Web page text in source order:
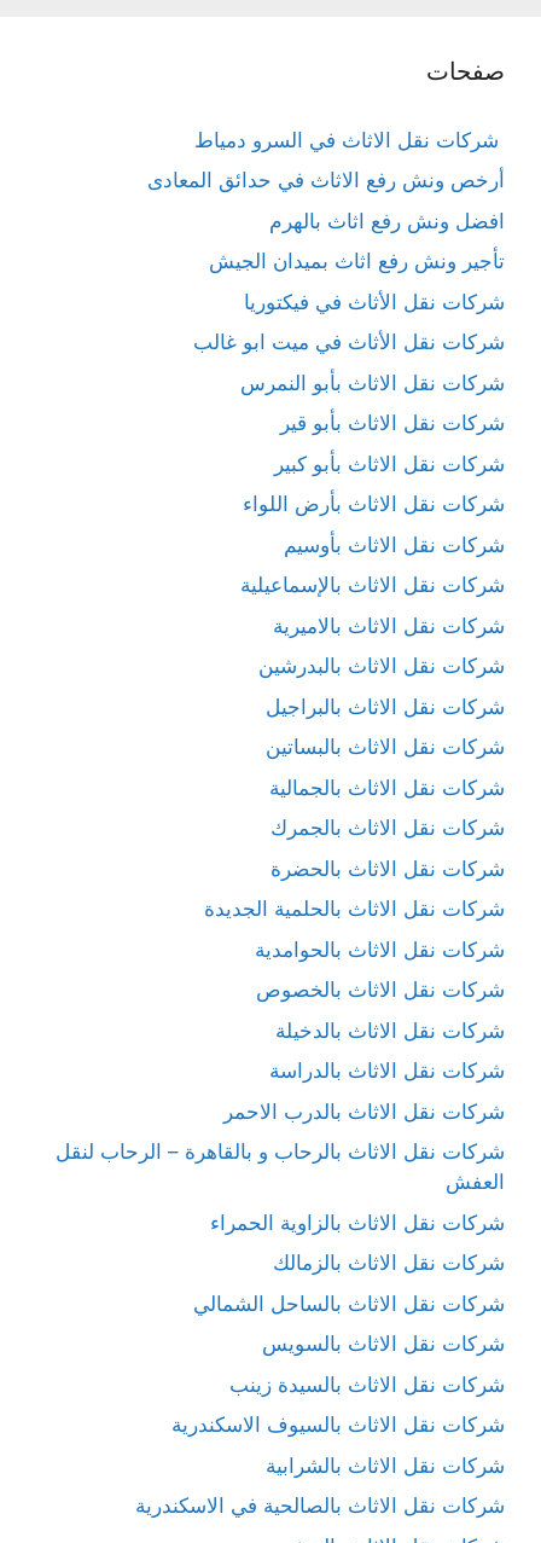
صفحات
شركات نقل الاثاث في السرو دمياط
أرخص ونش رفع الاثاث في حدائق المعادى
افضل ونش رفع اثاث بالهرم
تأجير ونش رفع اثاث بميدان الجيش
شركات نقل الأثاث في فيكتوريا
شركات نقل الأثاث في ميت ابو غالب
شركات نقل الاثاث بأبو النمرس
شركات نقل الاثاث بأبو قير
شركات نقل الاثاث بأبو كبير
شركات نقل الاثاث بأرض اللواء
شركات نقل الاثاث بأوسيم
شركات نقل الاثاث بالإسماعيلية
شركات نقل الاثاث بالاميرية
شركات نقل الاثاث بالبدرشين
شركات نقل الاثاث بالبراجيل
شركات نقل الاثاث بالبساتين
شركات نقل الاثاث بالجمالية
شركات نقل الاثاث بالجمرك
شركات نقل الاثاث بالحضرة
شركات نقل الاثاث بالحلمية الجديدة
شركات نقل الاثاث بالحوامدية
شركات نقل الاثاث بالخصوص
شركات نقل الاثاث بالدخيلة
شركات نقل الاثاث بالدراسة
شركات نقل الاثاث بالدرب الاحمر
شركات نقل الاثاث بالرحاب و بالقاهرة – الرحاب لنقل
العفش
شركات نقل الاثاث بالزاوية الحمراء
شركات نقل الاثاث بالزمالك
شركات نقل الاثاث بالساحل الشمالي
شركات نقل الاثاث بالسويس
شركات نقل الاثاث بالسيدة زينب
شركات نقل الاثاث بالسيوف الاسكندرية
شركات نقل الاثاث بالشرابية
شركات نقل الاثاث بالصالحية في الاسكندرية